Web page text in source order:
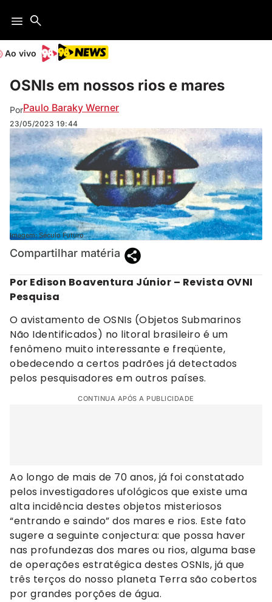
Ao vivo
OSNIs em nossos rios e mares
PorPaulo Baraky Werner
23/05/2023 19:44
Imagem: Século Futuro
Compartilhar matéria
Por Edison Boaventura Júnior – Revista OVNI
Pesquisa
O avistamento de OSNIs (Objetos Submarinos
Não Identificados) no litoral brasileiro é um
fenômeno muito interessante e freqüente,
obedecendo a certos padrões já detectados
pelos pesquisadores em outros países.
CONTINUA APÓS A PUBLICIDADE
Ao longo de mais de 70 anos, já foi constatado
pelos investigadores ufológicos que existe uma
alta incidência destes objetos misteriosos
“entrando e saindo” dos mares e rios. Este fato
sugere a seguinte conjectura: que possa haver
nas profundezas dos mares ou rios, alguma base
de operações estratégica destes OSNIs, já que
três terços do nosso planeta Terra são cobertos
por grandes porções de água.